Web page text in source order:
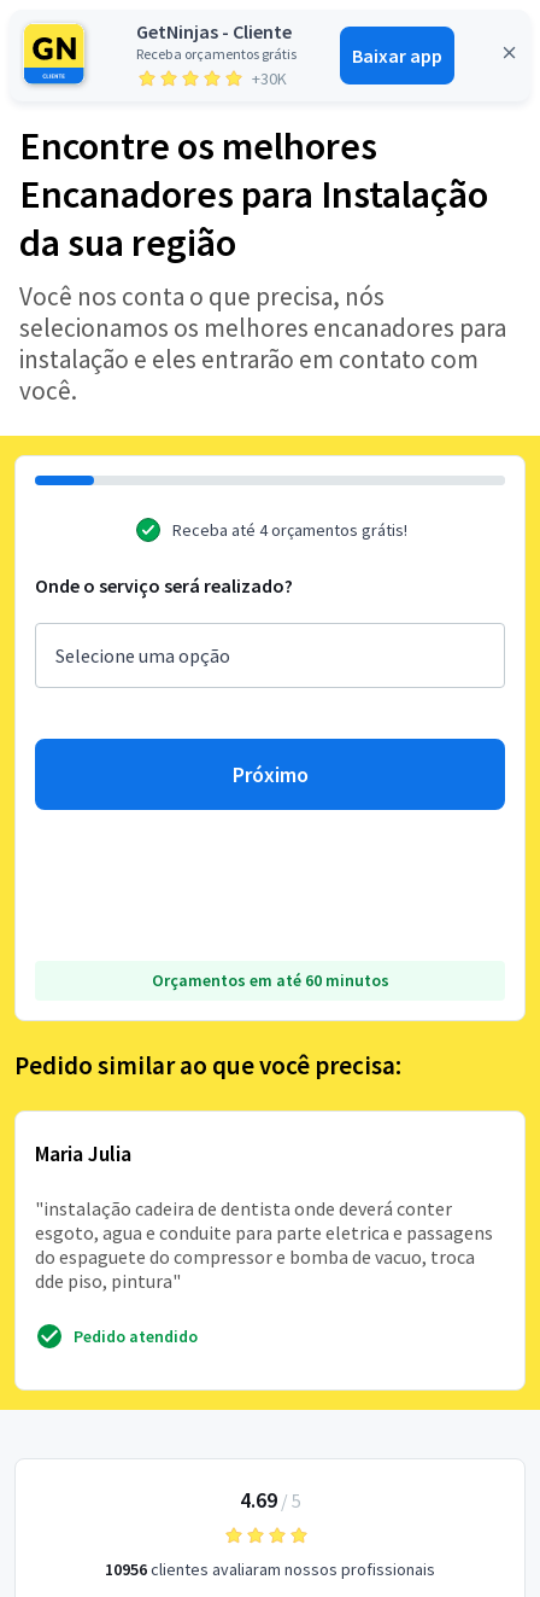
GetNinjas - Cliente
Receba orçamentos grátis
+30K
Baixar app
Entrar
Encontre os melhores
Encanadores para Instalação
da sua região
Você nos conta o que precisa, nós
selecionamos os melhores encanadores para
instalação e eles entrarão em contato com
você.
Receba até 4 orçamentos grátis!
Onde o serviço será realizado?
Próximo
Orçamentos em até 60 minutos
Pedido similar ao que você precisa:
Maria Julia
"instalação cadeira de dentista onde deverá conter
esgoto, agua e conduite para parte eletrica e passagens
do espaguete do compressor e bomba de vacuo, troca
dde piso, pintura"
Pedido atendido
4.69/ 5
10956clientes avaliaram nossos profissionais